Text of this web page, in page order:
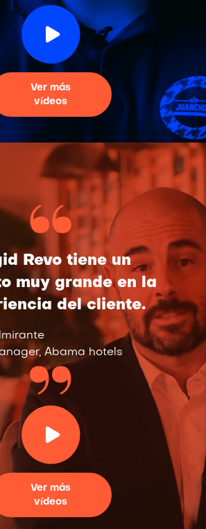
Ver más
vídeos
Revo tiene un
muy grande en la
del cliente.
Abama hotels
Ver más
vídeos